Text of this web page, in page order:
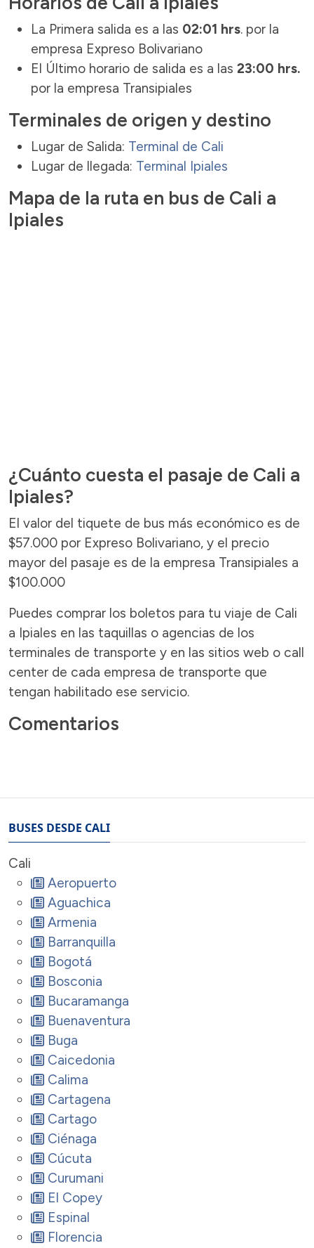
La Primera salida es a las 02:01 hrs. por la
empresa Expreso Bolivariano
El Último horario de salida es a las 23:00 hrs.
por la empresa Transipiales
Terminales de origen y destino
Lugar de Salida: Terminal de Cali
Lugar de llegada: Terminal Ipiales
Mapa de la ruta en bus de Cali a
Ipiales
¿Cuánto cuesta el pasaje de Cali a
Ipiales?
El valor del tiquete de bus más económico es de
$57.000 por Expreso Bolivariano, y el precio
mayor del pasaje es de la empresa Transipiales a
$100.000
Puedes comprar los boletos para tu viaje de Cali
a Ipiales en las taquillas o agencias de los
terminales de transporte y en las sitios web o call
center de cada empresa de transporte que
tengan habilitado ese servicio.
Comentarios
BUSES DESDE CALI
Cali
Aeropuerto
Aguachica
Armenia
Barranquilla
Bogotá
Bosconia
Bucaramanga
Buenaventura
Buga
Caicedonia
Calima
Cartagena
Cartago
Ciénaga
Cúcuta
Curumani
El Copey
Espinal
Florencia